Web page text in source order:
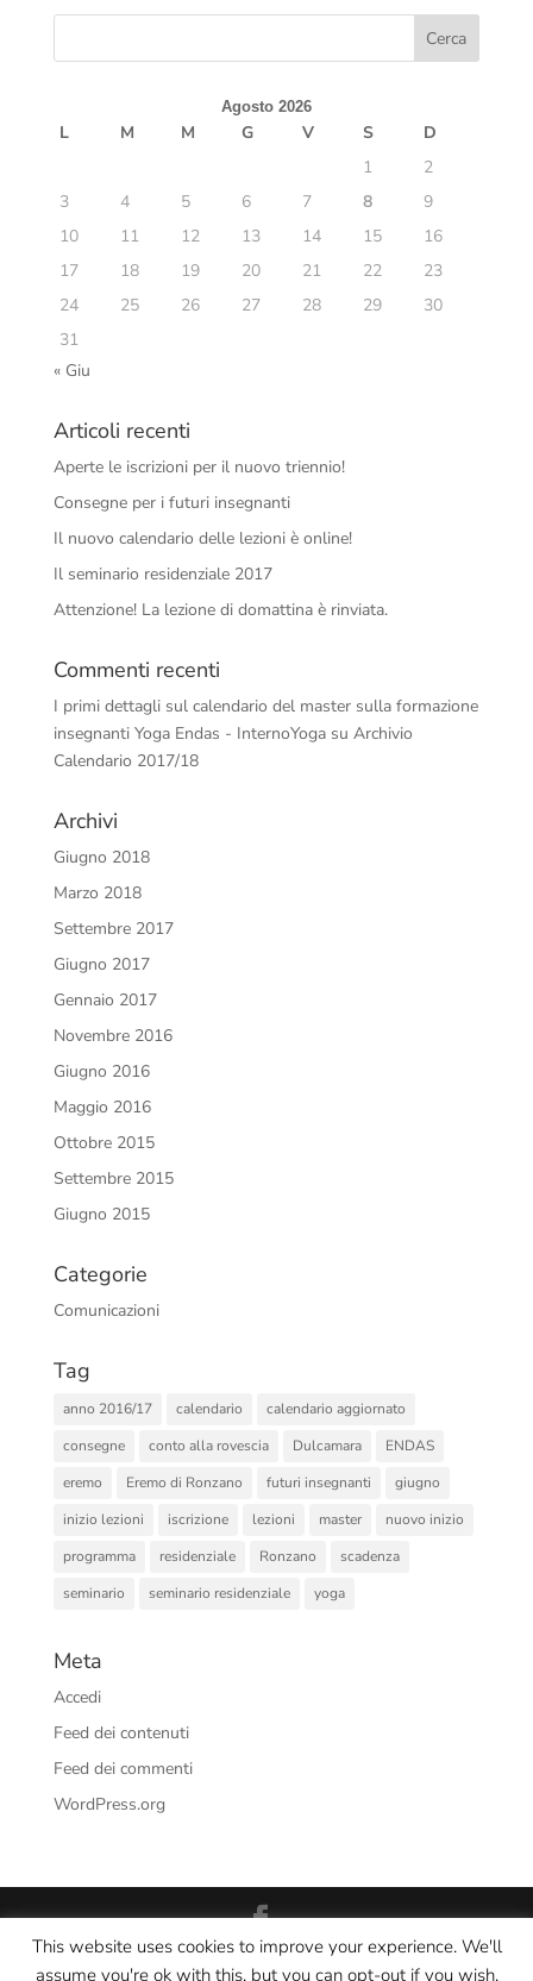
Agosto 2026
L M M G V S
D
1
2
3
4 5 6 7 8
9
10
11 12 13 14 15
16
17
18 19 20 21 22
23
24
25 26 27 28 29
30
31
« Giu
Articoli recenti
Aperte le iscrizioni per il nuovo triennio!
Consegne per i futuri insegnanti
Il nuovo calendario delle lezioni è online!
Il seminario residenziale 2017
Attenzione! La lezione di domattina è rinviata.
Commenti recenti
I primi dettagli sul calendario del master sulla formazione
insegnanti Yoga Endas - InternoYogasu Archivio
Calendario 2017/18
Archivi
Giugno 2018
Marzo 2018
Settembre 2017
Giugno 2017
Gennaio 2017
Novembre 2016
Giugno 2016
Maggio 2016
Ottobre 2015
Settembre 2015
Giugno 2015
Categorie
Comunicazioni
Tag
anno 2016/17 calendario
calendario aggiornato
consegne
conto alla rovescia Dulcamara
ENDAS
eremo
Eremo di Ronzano futuri insegnanti
giugno
inizio lezioni
iscrizione lezioni master
nuovo inizio
programma
residenziale Ronzano
scadenza
seminario
seminario residenziale yoga
Meta
Accedi
Feed dei contenuti
Feed dei commenti
WordPress.org
Interno Yoga Srl Società Sportiva Dilettantistica - CF/PI:
This website uses cookies to improve your experience. We'll
assume you're ok with this, but you can opt-out if you wish.